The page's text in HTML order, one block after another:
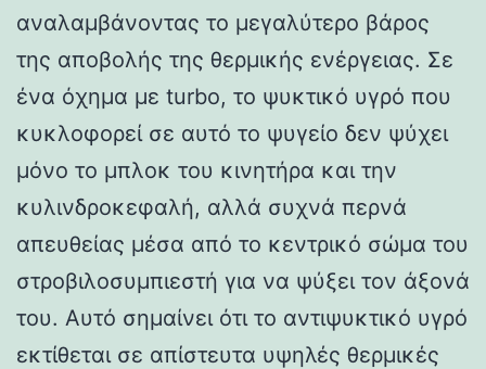
αναλαμβάνοντας το μεγαλύτερο βάρος
της αποβολής της θερμικής ενέργειας. Σε
ένα όχημα με turbo, το ψυκτικό υγρό που
κυκλοφορεί σε αυτό το ψυγείο δεν ψύχει
μόνο το μπλοκ του κινητήρα και την
κυλινδροκεφαλή, αλλά συχνά περνά
απευθείας μέσα από το κεντρικό σώμα του
στροβιλοσυμπιεστή για να ψύξει τον άξονά
του. Αυτό σημαίνει ότι το αντιψυκτικό υγρό
εκτίθεται σε απίστευτα υψηλές θερμικές